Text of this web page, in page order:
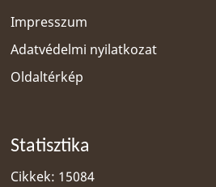
Impresszum
Adatvédelmi nyilatkozat
Oldaltérkép
Statisztika
Cikkek: 15084